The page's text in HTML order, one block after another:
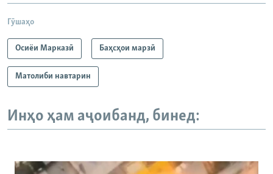
Гӯшаҳо
Осиёи Марказӣ Баҳсҳои марзӣ
Матолиби навтарин
Инҳо ҳам аҷоибанд, бинед: